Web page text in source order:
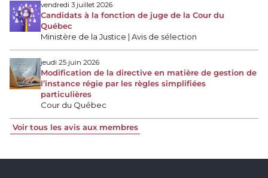
vendredi 3 juillet 2026
Candidats à la fonction de juge de la Cour du
Québec
Ministère de la Justice | Avis de sélection
jeudi 25 juin 2026
Modification de la directive en matière de gestion de
l’instance régie par les règles simplifiées
particulières
Cour du Québec
Voir tous les avis aux membres